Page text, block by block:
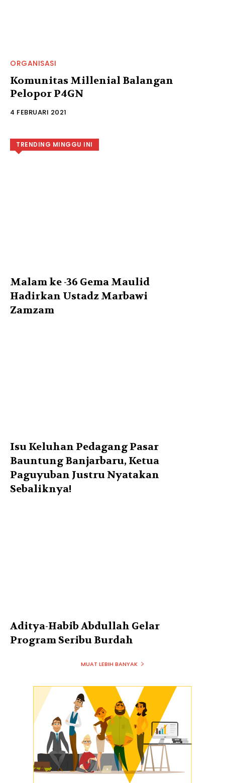
ORGANISASI
Komunitas Millenial Balangan
Pelopor P4GN
4 FEBRUARI 2021
TRENDING MINGGU INI
Malam ke -36 Gema Maulid
Hadirkan Ustadz Marbawi
Zamzam
Isu Keluhan Pedagang Pasar
Bauntung Banjarbaru, Ketua
Paguyuban Justru Nyatakan
Sebaliknya!
Aditya-Habib Abdullah Gelar
Program Seribu Burdah
MUAT LEBIH BANYAK